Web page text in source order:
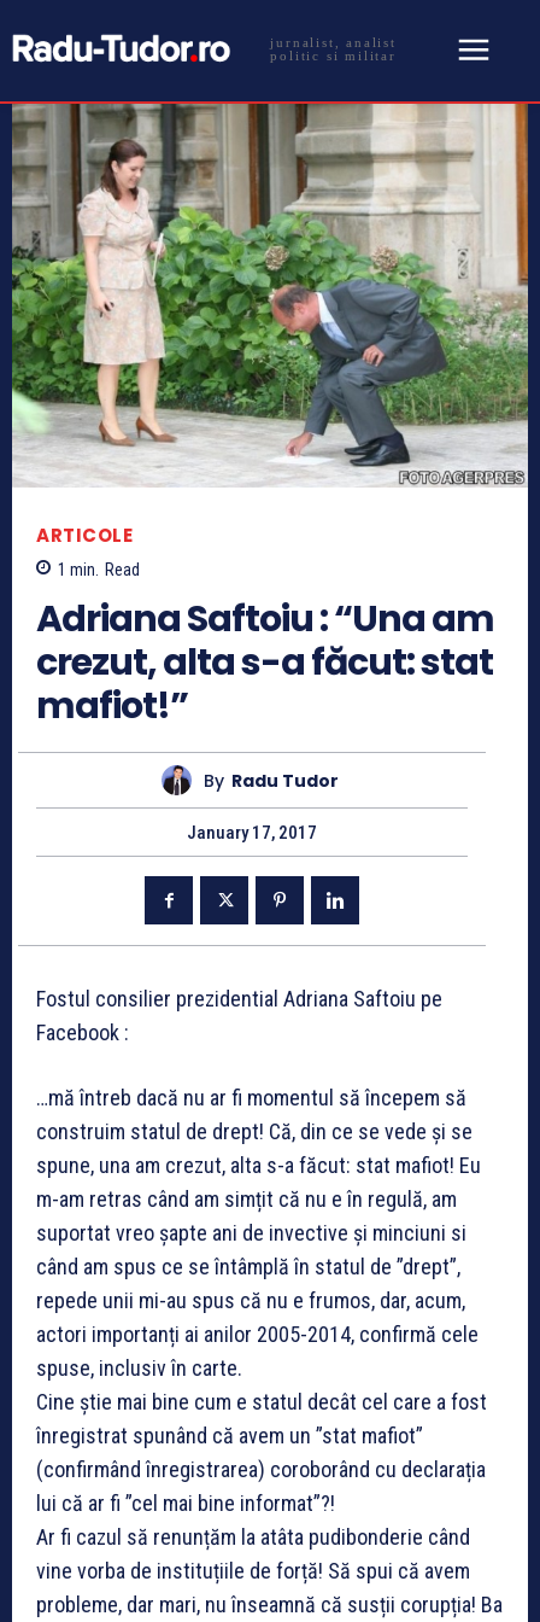
jurnalist, analist
politic si militar
ARTICOLE
1 min. Read
Adriana Saftoiu : “Una am
crezut, alta s-a făcut: stat
mafiot!”
By Radu Tudor
January 17, 2017
Fostul consilier prezidential Adriana Saftoiu pe
Facebook :
…mă întreb dacă nu ar fi momentul să începem să
construim statul de drept! Că, din ce se vede și se
spune, una am crezut, alta s-a făcut: stat mafiot! Eu
m-am retras când am simțit că nu e în regulă, am
suportat vreo șapte ani de invective și minciuni si
când am spus ce se întâmplă în statul de ”drept”,
repede unii mi-au spus că nu e frumos, dar, acum,
actori importanți ai anilor 2005-2014, confirmă cele
spuse, inclusiv în carte.
Cine știe mai bine cum e statul decât cel care a fost
înregistrat spunând că avem un ”stat mafiot”
(confirmând înregistrarea) coroborând cu declarația
lui că ar fi ”cel mai bine informat”?!
Ar fi cazul să renunțăm la atâta pudibonderie când
vine vorba de instituțiile de forță! Să spui că avem
probleme, dar mari, nu înseamnă că susții corupția! Ba